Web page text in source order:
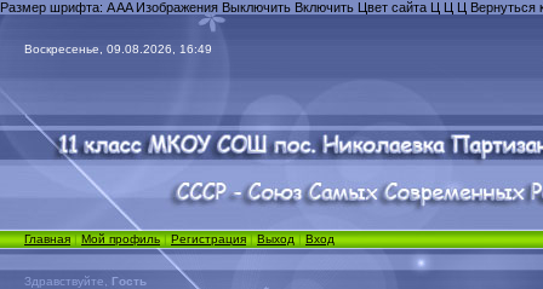
Размер шрифта: AAAИзображения Выключить Включить Цвет сайта Ц Ц Ц Вернуться
Воскресенье, 09.08.2026, 16:49
Главная|Мой профиль|Регистрация |Выход|Вход
Здравствуйте, Гость